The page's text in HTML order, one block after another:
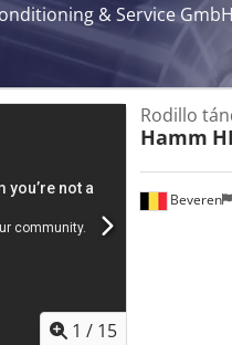
& Service GmbH
1 / 15
Beveren
Rodillo
Hamm